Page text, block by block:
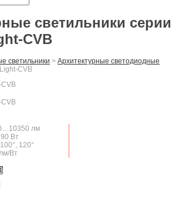
светильники серии
CVB
светильники > Архитектурные светодиодные
CVB
лм
Вт
120°
Вт